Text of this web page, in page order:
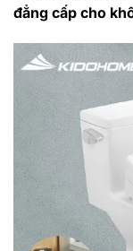
đẳng cấp cho